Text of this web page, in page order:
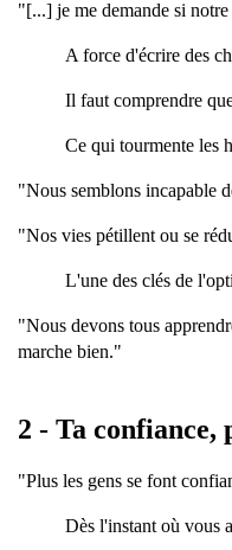
"[...] je me demande si
A force d'écrire des
Il faut comprendre
Ce qui tourmente les
"Nous semblons incapable
"Nos vies pétillent ou se
L'une des clés de
"Nous devons tous
marche bien."
2 - Ta confiance,
"Plus les gens se font
Dès l'instant où vous